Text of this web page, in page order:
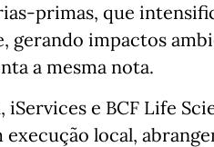
primas, que
gerando impactos
a mesma nota.
e BCF Life
local,